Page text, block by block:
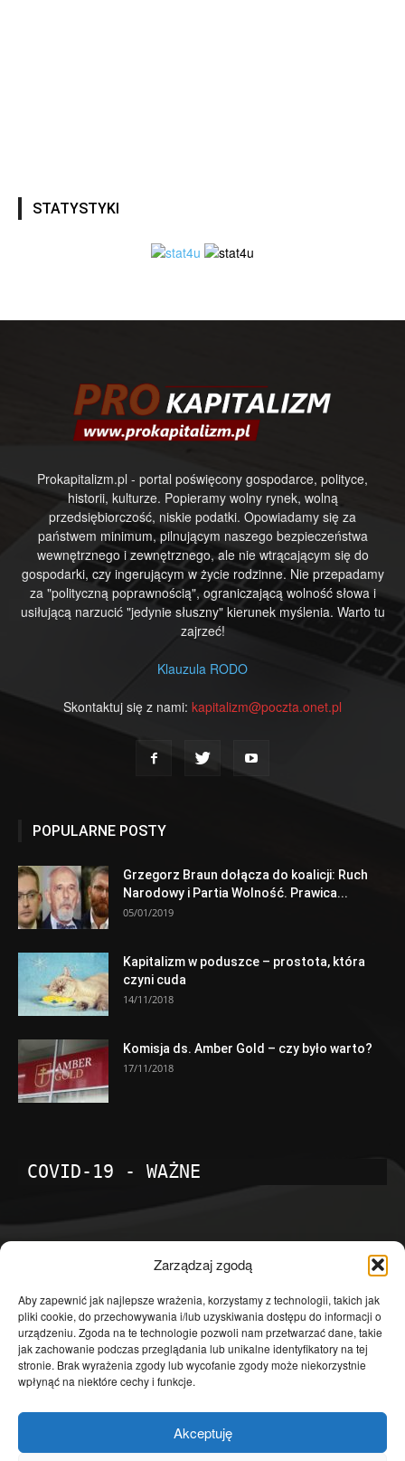
Zarządzaj zgodą
Aby zapewnić jak najlepsze wrażenia, korzystamy z technologii, takich jak
pliki cookie, do przechowywania i/lub uzyskiwania dostępu do informacji o
urządzeniu. Zgoda na te technologie pozwoli nam przetwarzać dane, takie
jak zachowanie podczas przeglądania lub unikalne identyfikatory na tej
stronie. Brak wyrażenia zgody lub wycofanie zgody może niekorzystnie
wpłynąć na niektóre cechy i funkcje.
Akceptuję
STATYSTYKI
Prokapitalizm.pl - portal poświęcony gospodarce, polityce,
historii, kulturze. Popieramy wolny rynek, wolną
przedsiębiorczość, niskie podatki. Opowiadamy się za
państwem minimum, pilnującym naszego bezpieczeństwa
wewnętrznego i zewnętrznego, ale nie wtrącającym się do
gospodarki, czy ingerującym w życie rodzinne. Nie przepadamy
za "polityczną poprawnością", ograniczającą wolność słowa i
usiłującą narzucić "jedynie słuszny" kierunek myślenia. Warto tu
zajrzeć!
Klauzula RODO
Skontaktuj się z nami: kapitalizm@poczta.onet.pl
POPULARNE POSTY
Grzegorz Braun dołącza do koalicji: Ruch
Narodowy i Partia Wolność. Prawica...
05/01/2019
Kapitalizm w poduszce – prostota, która
czyni cuda
14/11/2018
Komisja ds. Amber Gold – czy było warto?
17/11/2018
COVID-19 - WAŻNE
Temat dnia
4602
Publicystyka
4364
Polityka
3640
Polska
Społeczeństwo
2823